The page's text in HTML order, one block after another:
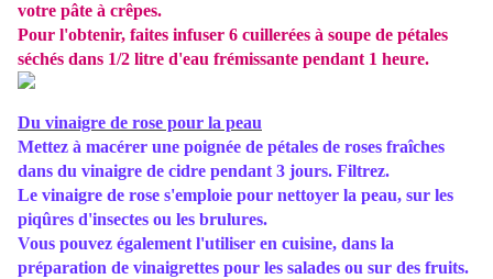
votre pâte à crêpes.
Pour l'obtenir, faites infuser 6 cuillerées à soupe de pétales
séchés dans 1/2 litre d'eau frémissante pendant 1 heure.
Du vinaigre de rose pour la peau
Mettez à macérer une poignée de pétales de roses fraîches
dans du vinaigre de cidre pendant 3 jours. Filtrez.
Le vinaigre de rose s'emploie pour nettoyer la peau, sur les
piqûres d'insectes ou les brulures.
Vous pouvez également l'utiliser en cuisine, dans la
préparation de vinaigrettes pour les salades ou sur des fruits.